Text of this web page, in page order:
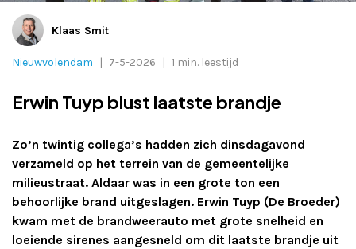
Overige
Vacatures
Adverteren
Adreswijziging
Contact
Klaas Smit
Nieuwvolendam | 7-5-2026 | 1 min. leestijd
Erwin Tuyp blust laatste brandje
Zo’n twintig collega’s hadden zich dinsdagavond
verzameld op het terrein van de gemeentelijke
milieustraat. Aldaar was in een grote ton een
behoorlijke brand uitgeslagen. Erwin Tuyp (De Broeder)
kwam met de brandweerauto met grote snelheid en
loeiende sirenes aangesneld om dit laatste brandje uit